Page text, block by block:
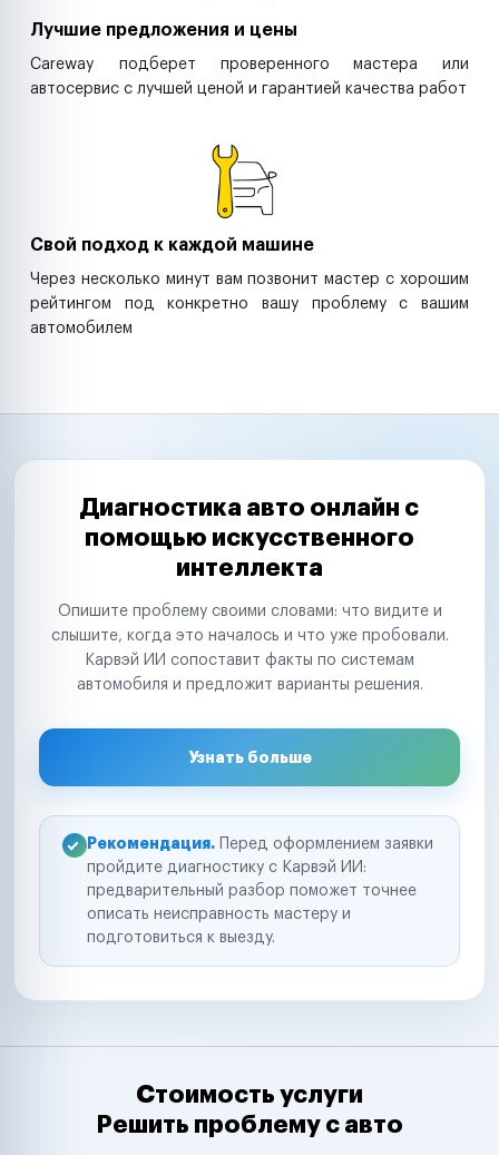
Лучшие предложения и цены
Careway подберет проверенного мастера или
автосервис с лучшей ценой и гарантией качества работ
Свой подход к каждой машине
Через несколько минут вам позвонит мастер с хорошим
рейтингом под конкретно вашу проблему с вашим
автомобилем
Диагностика авто онлайн с
помощью искусственного
интеллекта
Опишите проблему своими словами: что видите и
слышите, когда это началось и что уже пробовали.
Карвэй ИИ сопоставит факты по системам
автомобиля и предложит варианты решения.
Узнать больше
Рекомендация. Перед оформлением заявки
пройдите диагностику с Карвэй ИИ:
предварительный разбор поможет точнее
описать неисправность мастеру и
подготовиться к выезду.
Стоимость услуги
Решить проблему с авто